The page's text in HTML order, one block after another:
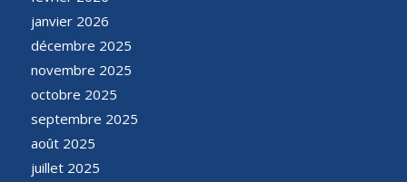
janvier 2026
décembre 2025
novembre 2025
octobre 2025
septembre 2025
août 2025
juillet 2025